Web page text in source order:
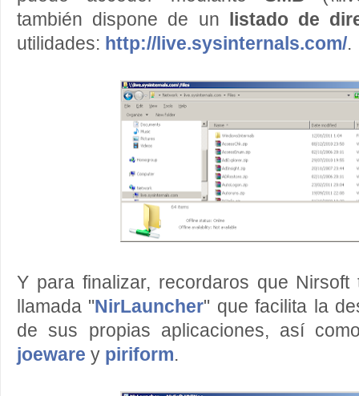
también dispone de un
listado de
utilidades: http://live.sysinternals.com/.
Y para finalizar, recordaros que Nirsoft
llamada "NirLauncher" que facilita la
de sus propias aplicaciones, así
joeware y piriform.